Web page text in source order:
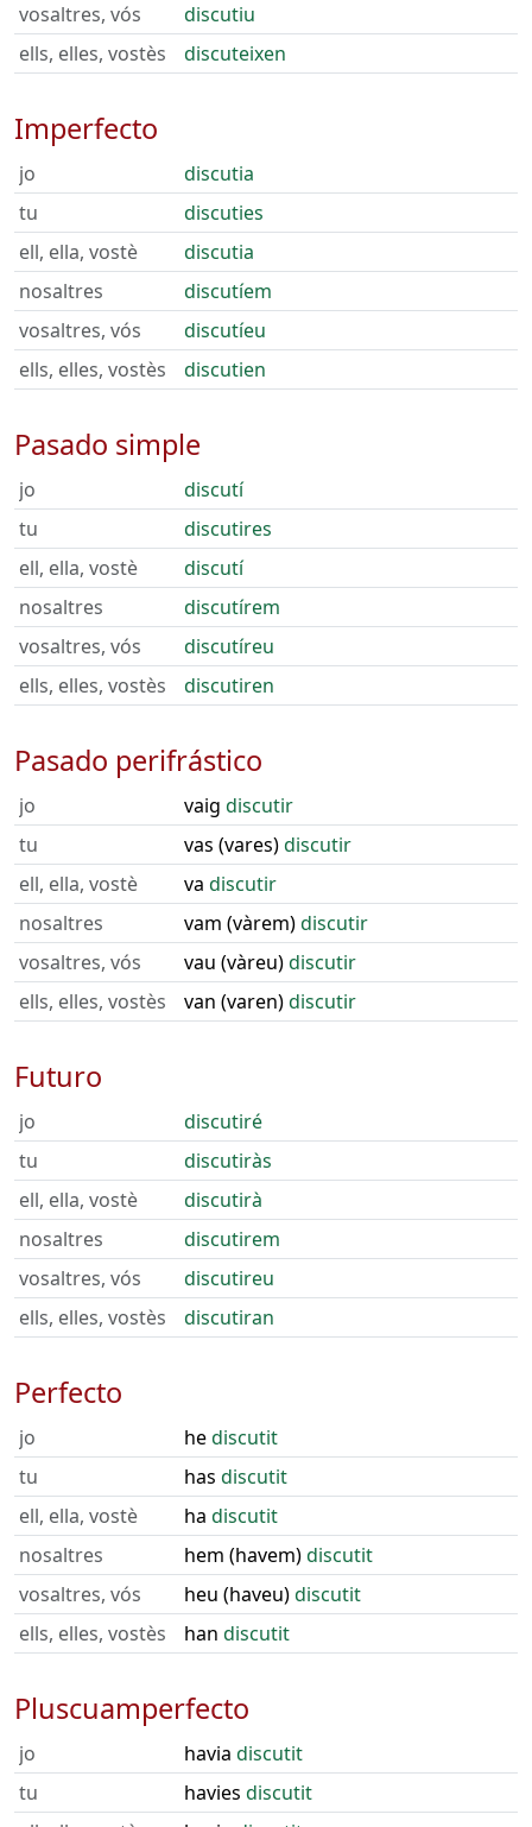
vosaltres, vós
discutiu
ells, elles, vostès
discuteixen
Imperfecto
jo
discutia
tu
discuties
ell, ella, vostè
discutia
nosaltres
discutíem
vosaltres, vós
discutíeu
ells, elles, vostès
discutien
Pasado simple
jo
discutí
tu
discutires
ell, ella, vostè
discutí
nosaltres
discutírem
vosaltres, vós
discutíreu
ells, elles, vostès
discutiren
Pasado perifrástico
jo vaig discutir
tu
vas (vares)discutir
ell, ella, vostè
va discutir
nosaltres
vam (vàrem)discutir
vosaltres, vós
vau (vàreu)discutir
ells, elles, vostès
van (varen)discutir
Futuro
jo
discutiré
tu
discutiràs
ell, ella, vostè
discutirà
nosaltres
discutirem
vosaltres, vós
discutireu
ells, elles, vostès
discutiran
Perfecto
jo hediscutit
tu
has discutit
ell, ella, vostè
ha discutit
nosaltres
hem (havem)discutit
vosaltres, vós
heu (haveu)discutit
ells, elles, vostès
han discutit
Pluscuamperfecto
jo havia discutit
tu
havies discutit